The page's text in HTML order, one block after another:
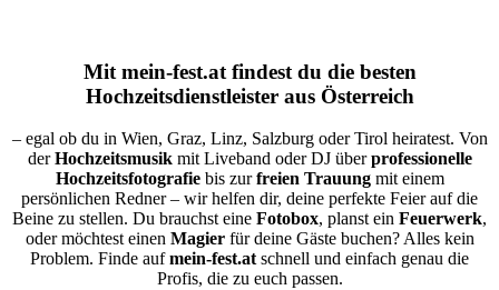
Mit mein-fest.atfindest du die besten
Hochzeitsdienstleister aus Österreich
– egal ob du in Wien, Graz, Linz, Salzburg oder Tirol heiratest. Von
derHochzeitsmusikmit Liveband oder DJ überprofessionelle
Hochzeitsfotografiebis zurfreien Trauungmit einem
persönlichen Redner – wir helfen dir, deine perfekte Feier auf die
Beine zu stellen. Du brauchst eine Fotobox, planst ein Feuerwerk,
oder möchtest einen Magierfür deine Gäste buchen? Alles kein
Problem. Finde aufmein-fest.atschnell und einfach genau die
Profis, die zu euch passen.